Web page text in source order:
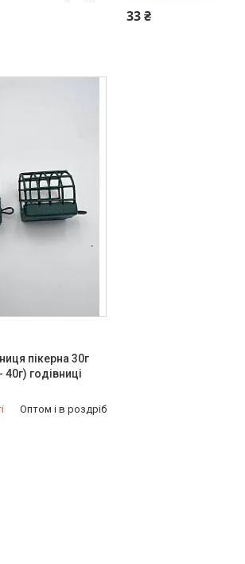
33 ₴
+380 (97) 949-97-05
пікерна 30г
40г) годівниці
Оптом і в роздріб